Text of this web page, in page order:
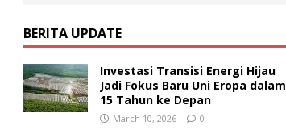
BERITA UPDATE
Investasi Transisi Energi Hijau
Jadi Fokus Baru Uni Eropa dalam
15 Tahun ke Depan
March 10, 2026 0